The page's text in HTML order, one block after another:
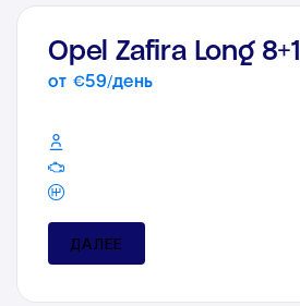
Opel Zafira Long 8+1
от €59/день
ДАЛЕЕ